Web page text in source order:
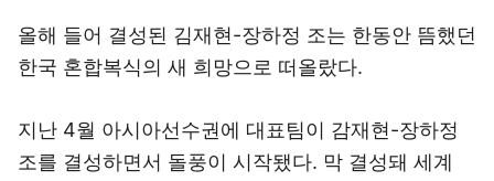
올해 들어 결성된 김재현-장하정 조는 한동안 뜸했던
한국 혼합복식의 새 희망으로 떠올랐다.
지난 4월 아시아선수권에 대표팀이 감재현-장하정
조를 결성하면서 돌풍이 시작됐다. 막 결성돼 세계